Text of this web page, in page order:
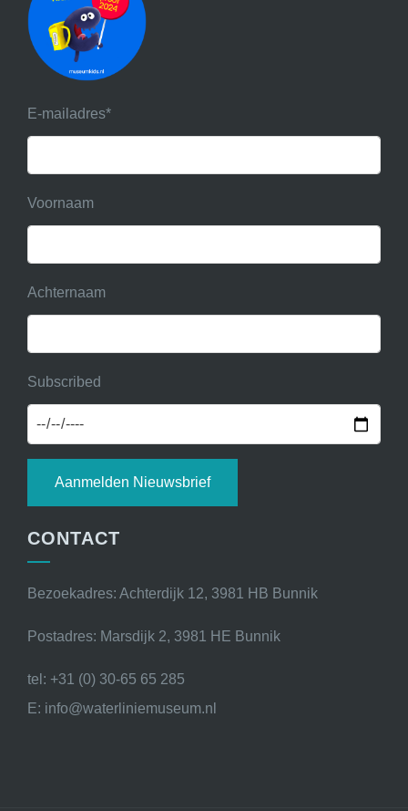
E-mailadres*
Voornaam
Achternaam
Subscribed
Aanmelden Nieuwsbrief
CONTACT
Bezoekadres: Achterdijk 12, 3981 HB Bunnik
Postadres: Marsdijk 2, 3981 HE Bunnik
tel: +31 (0) 30-65 65 285
E: info@waterliniemuseum.nl